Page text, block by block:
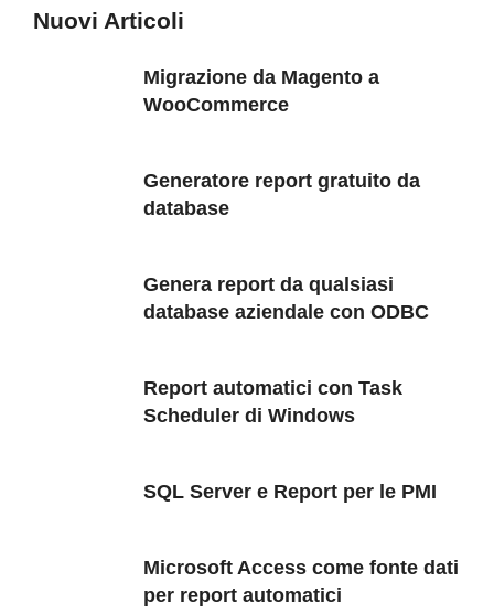
Nuovi Articoli
Migrazione da Magento a
WooCommerce
Generatore report gratuito da
database
Genera report da qualsiasi
database aziendale con ODBC
Report automatici con Task
Scheduler di Windows
SQL Server e Report per le PMI
Microsoft Access come fonte dati
per report automatici